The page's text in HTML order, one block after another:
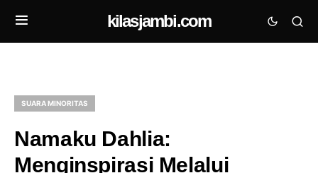
kilasjambi.com
SUARA MINORITAS
Namaku Dahlia:
Menginspirasi Melalui